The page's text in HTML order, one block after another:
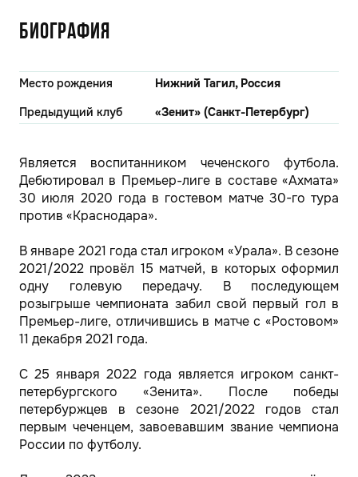
Биография
Место рождения
Предыдущий клуб
Нижний Тагил, Россия
«Зенит» (Санкт-Петербург)
Является воспитанником чеченского футбола.
Дебютировал в Премьер-лиге в составе «Ахмата»
30 июля 2020 года в гостевом матче 30-го тура
против «Краснодара».
В январе 2021 года стал игроком «Урала». В сезоне
2021/2022 провёл 15 матчей, в которых оформил
одну голевую передачу. В последующем
розыгрыше чемпионата забил свой первый гол в
Премьер-лиге, отличившись в матче с «Ростовом»
11 декабря 2021 года.
С 25 января 2022 года является игроком санкт-
петербургского «Зенита». После победы
петербуржцев в сезоне 2021/2022 годов стал
первым чеченцем, завоевавшим звание чемпиона
России по футболу.